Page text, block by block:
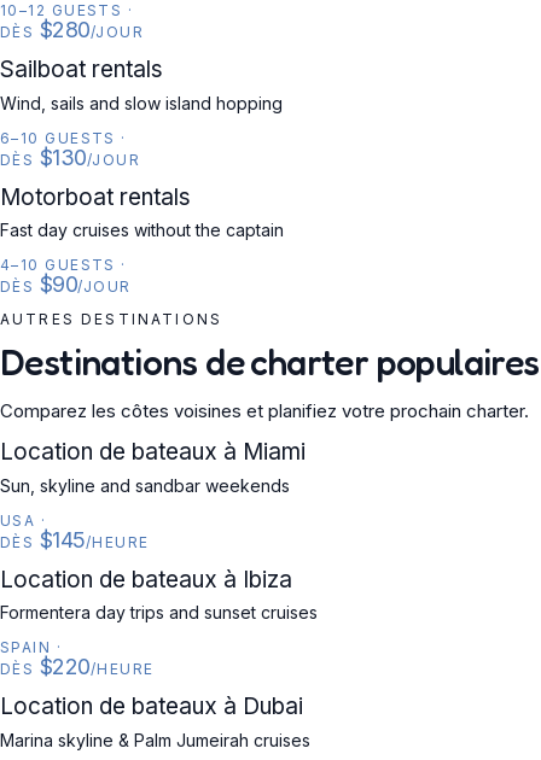
10–12 GUESTS ·
DÈS $280/JOUR
SAILBOAT
Sailboat rentals
Wind, sails and slow island hopping
6–10 GUESTS ·
DÈS $130/JOUR
MOTORBOAT
Motorboat rentals
Fast day cruises without the captain
4–10 GUESTS ·
DÈS $90/JOUR
AUTRES DESTINATIONS
Destinations de charter populaires
Comparez les côtes voisines et planifiez votre prochain charter.
USA
Location de bateaux à Miami
Sun, skyline and sandbar weekends
USA ·
DÈS $145/HEURE
SPAIN
Location de bateaux à Ibiza
Formentera day trips and sunset cruises
SPAIN ·
DÈS $220/HEURE
UAE
Location de bateaux à Dubai
Marina skyline & Palm Jumeirah cruises